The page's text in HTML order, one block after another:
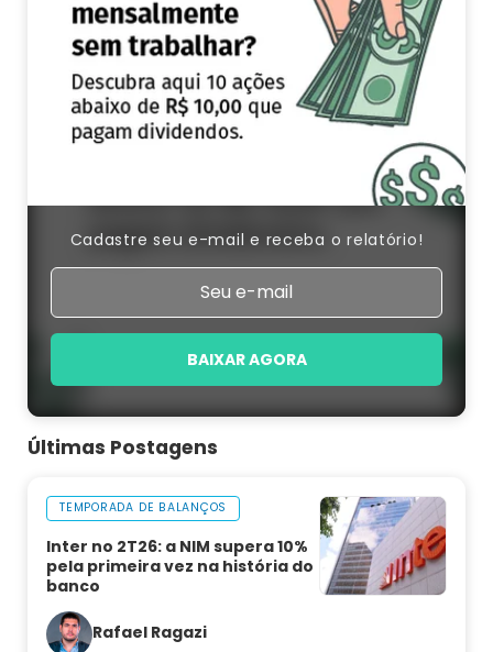
Cadastre seu e-mail e receba o relatório!
BAIXAR AGORA
Últimas Postagens
TEMPORADA DE BALANÇOS
Inter no 2T26: a NIM supera 10%
pela primeira vez na história do
banco
Rafael Ragazi